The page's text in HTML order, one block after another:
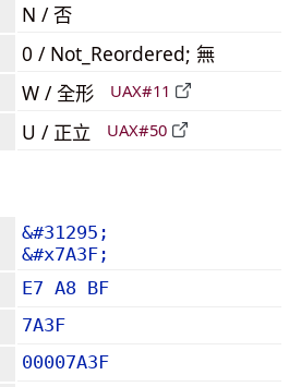
N / 否
0 / Not_Reordered; 無
W / 全形 UAX#11
U / 正立 UAX#50
&#31295;
&#x7A3F;
E7 A8 BF
7A3F
00007A3F